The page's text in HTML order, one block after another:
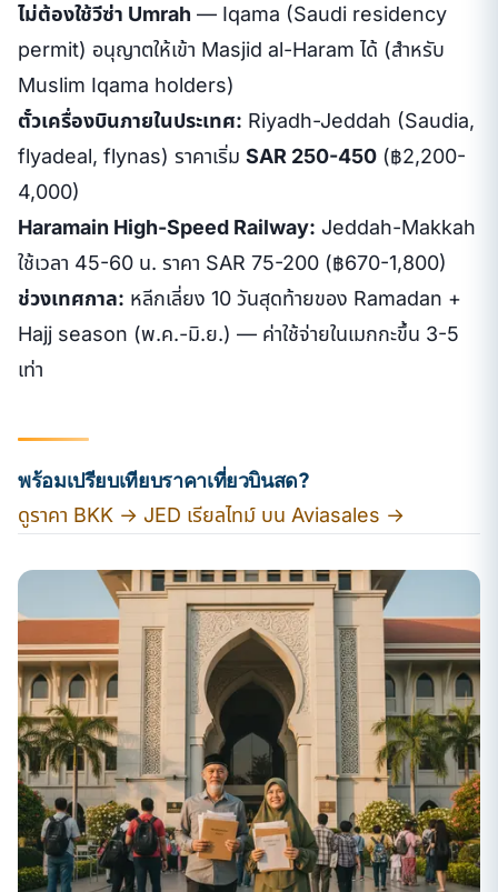
ไม่ต้องใช้วีซ่า Umrah — Iqama (Saudi residency
permit) อนุญาตให้เข้า Masjid al-Haram ได้ (สำหรับ
Muslim Iqama holders)
ตั๋วเครื่องบินภายในประเทศ: Riyadh-Jeddah (Saudia,
flyadeal, flynas) ราคาเริ่ม SAR 250-450 (฿2,200-
4,000)
Haramain High-Speed Railway: Jeddah-Makkah
ใช้เวลา 45-60 น. ราคา SAR 75-200 (฿670-1,800)
ช่วงเทศกาล: หลีกเลี่ยง 10 วันสุดท้ายของ Ramadan +
Hajj season (พ.ค.-มิ.ย.) — ค่าใช้จ่ายในเมกกะขึ้น 3-5
เท่า
พร้อมเปรียบเทียบราคาเที่ยวบินสด?
ดูราคา BKK → JED เรียลไทม์ บน Aviasales →